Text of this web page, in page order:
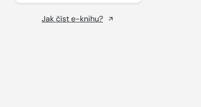
Jak číst e-knihu?